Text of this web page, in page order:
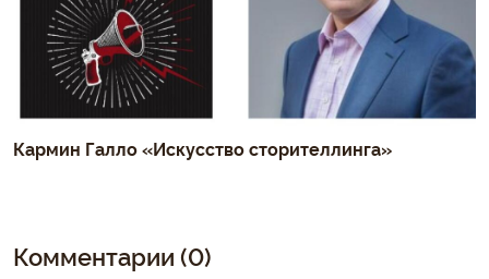
Кармин Галло «Искусство сторителлинга»
Комментарии (0)